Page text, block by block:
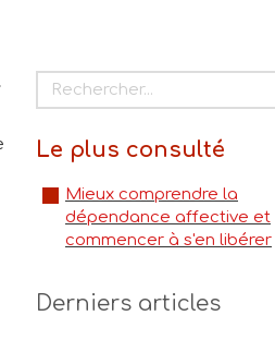
Rechercher
Le plus consulté
Mieux comprendre la
dépendance affective et
commencer à s'en libérer
Derniers articles